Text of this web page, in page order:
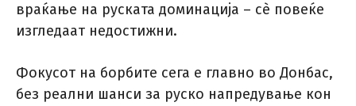
враќање на руската доминација – сè повеќе
изгледаат недостижни.
Фокусот на борбите сега е главно во Донбас,
без реални шанси за руско напредување кон